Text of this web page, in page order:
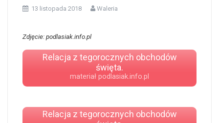
13 listopada 2018 Waleria
Zdjęcie: podlasiak.info.pl
Relacja z tegorocznych obchodów
święta.
materiał podlasiak.info.pl
Relacja z tegorocznych obchodów